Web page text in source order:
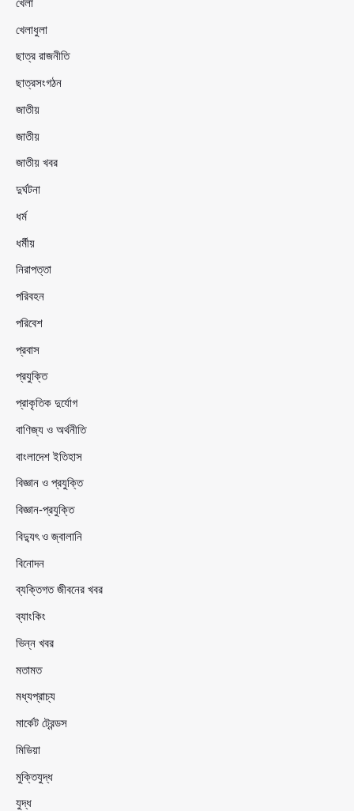
খেলা
খেলাধুলা
ছাত্র রাজনীতি
ছাত্রসংগঠন
জাতীয়
জাতীয়
জাতীয় খবর
দুর্ঘটনা
ধর্ম
ধর্মীয়
নিরাপত্তা
পরিবহন
পরিবেশ
প্রবাস
প্রযুক্তি
প্রাকৃতিক দুর্যোগ
বাণিজ্য ও অর্থনীতি
বাংলাদেশ ইতিহাস
বিজ্ঞান ও প্রযুক্তি
বিজ্ঞান-প্রযুক্তি
বিদ্যুৎ ও জ্বালানি
বিনোদন
ব্যক্তিগত জীবনের খবর
ব্যাংকিং
ভিন্ন খবর
মতামত
মধ্যপ্রাচ্য
মার্কেট ট্রেন্ডস
মিডিয়া
মুক্তিযুদ্ধ
যুদ্ধ